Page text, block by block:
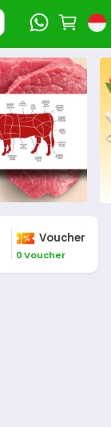
Voucher
0 Voucher